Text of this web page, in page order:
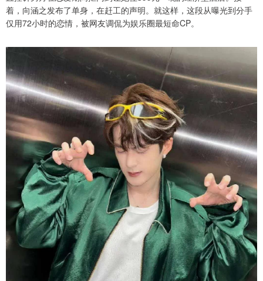
着，向涵之发布了单身，在赶工的声明。就这样，这段从曝光到分手
仅用72小时的恋情，被网友调侃为娱乐圈最短命CP。